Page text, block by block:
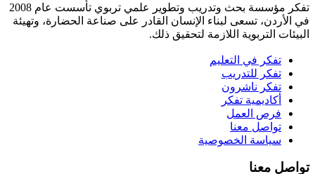
تفكر مؤسسة بحث وتدريب وتطوير علمي تربوي تأسست عام 2008
في الأردن، تسعى لبناء الإنسان القادر على صناعة الحضارة، وتهيئة
البيئات التربوية اللازمة لتحقيق ذلك.
تفكر في التعليم
تفكر للتدريب
تفكر ناشرون
أكاديمية تفكر
فرص العمل
تواصل معنا
سياسة الخصوصية
تواصل معنا